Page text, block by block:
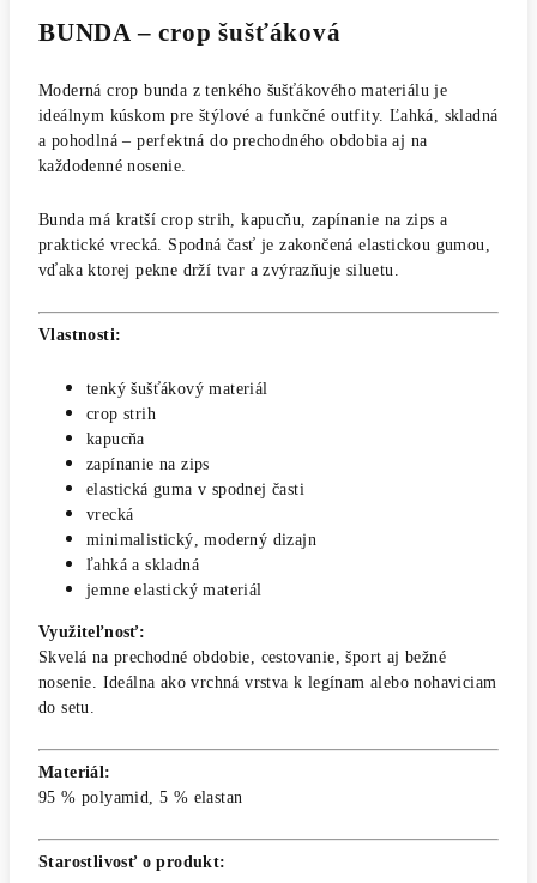
BUNDA – crop šušťáková
Moderná crop bunda z tenkého šušťákového materiálu je
ideálnym kúskom pre štýlové a funkčné outfity. Ľahká, skladná
a pohodlná – perfektná do prechodného obdobia aj na
každodenné nosenie.
Bunda má kratší crop strih, kapucňu, zapínanie na zips a
praktické vrecká. Spodná časť je zakončená elastickou gumou,
vďaka ktorej pekne drží tvar a zvýrazňuje siluetu.
Vlastnosti:
tenký šušťákový materiál
crop strih
kapucňa
zapínanie na zips
elastická guma v spodnej časti
vrecká
minimalistický, moderný dizajn
ľahká a skladná
jemne elastický materiál
Využiteľnosť:
Skvelá na prechodné obdobie, cestovanie, šport aj bežné
nosenie. Ideálna ako vrchná vrstva k legínam alebo nohaviciam
do setu.
Materiál:
95 % polyamid, 5 % elastan
Starostlivosť o produkt: